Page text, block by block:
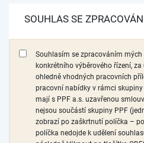
SOUHLAS SE
Souhlasím se zpracováním
konkrétního výběrového řízení,
ohledně vhodných pracovních
pracovní nabídky v rámci
mají s PPF a.s. uzavřenou
nejsou součástí skupiny PPF
zobrazí po zaškrtnutí políčka –
políčka nedojde k udělení